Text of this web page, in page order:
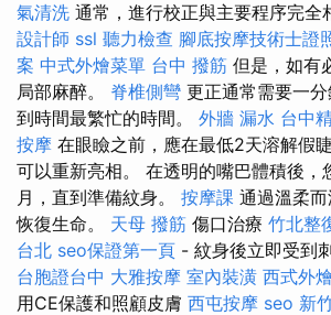
氣清洗 通常，進行校正與主要程序完全
設計師 ssl 聽力檢查 腳底按摩技術士證
案 中式外燴菜單 台中 撥筋 但是，如有
局部麻醉。 脊椎側彎 更正通常需要一
到時間最繁忙的時間。 外牆 漏水 台中
按摩 在眼瞼之前，應在最低2天溶解假
可以重新亮相。 在透明的嘴巴體積後，
月，直到準備紋身。 按摩課 通過溫柔
恢復生命。 天母 撥筋 傷口治療 竹北整
台北 seo保證第一頁 - 紋身後立即受到
台胞證台中 大雅按摩 室內裝潢 西式外燴
用CE保護和照顧皮膚 西屯按摩 seo 新